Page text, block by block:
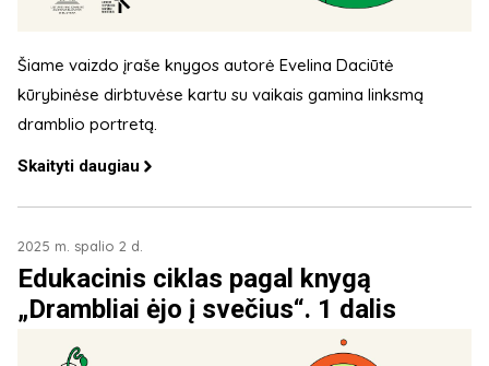
Šiame vaizdo įraše knygos autorė Evelina Daciūtė
kūrybinėse dirbtuvėse kartu su vaikais gamina linksmą
dramblio portretą.
Skaityti daugiau
2025 m. spalio 2 d.
Edukacinis ciklas pagal knygą
„Drambliai ėjo į svečius“. 1 dalis